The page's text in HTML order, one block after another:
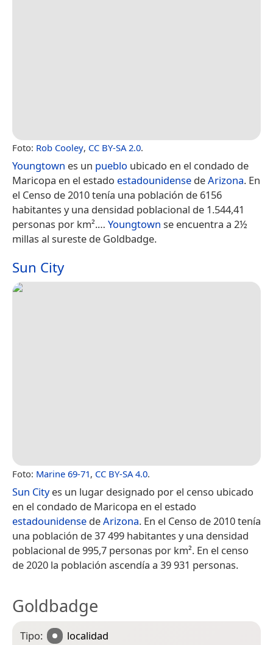
Foto: Rob Cooley, CC BY-SA 2.0.
Youngtown es un pueblo ubicado en el condado de
Maricopa en el estado estadounidense deArizona. En
el Censo de 2010 tenía una población de 6156
habitantes y una densidad poblacional de 1.544,41
personas por km².​… Youngtown se encuentra a 2½
millas al sureste de Goldbadge.
Sun City
Foto: Marine 69-71, CC BY-SA 4.0.
Sun Cityes un lugar designado por el censo ubicado
en el condado de Maricopa en el estado
estadounidense deArizona. En el Censo de 2010 tenía
una población de 37 499 habitantes y una densidad
poblacional de 995,7 personas por km².​ En el censo
de 2020 la población ascendía a 39 931 personas.
Goldbadge
Tipo: localidad